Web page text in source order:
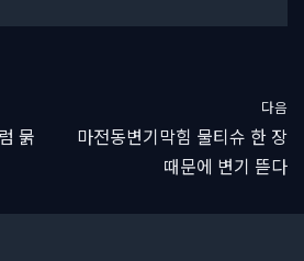
묽
다음
마전동변기막힘 물티슈 한 장
때문에 변기 뜯다